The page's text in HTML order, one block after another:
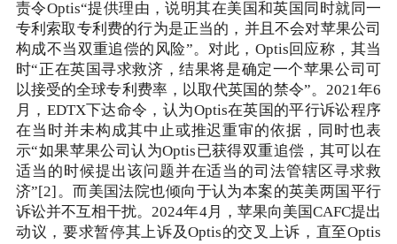
责令Optis“提供理由，说明其在美国和英国同时就同一
专利索取专利费的行为是正当的，并且不会对苹果公司
构成不当双重追偿的风险”。对此，Optis回应称，其当
时“正在英国寻求救济，结果将是确定一个苹果公司可
以接受的全球专利费率，以取代英国的禁令”。2021年6
月，EDTX下达命令，认为Optis在英国的平行诉讼程序
在当时并未构成其中止或推迟重审的依据，同时也表
示“如果苹果公司认为Optis已获得双重追偿，其可以在
适当的时候提出该问题并在适当的司法管辖区寻求救
济”[2]。而美国法院也倾向于认为本案的英美两国平行
诉讼并不互相干扰。2024年4月，苹果向美国CAFC提出
动议，要求暂停其上诉及Optis的交叉上诉，直至Optis